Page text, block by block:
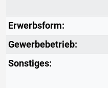
Erwerbsform:
Gewerbebetrieb:
Sonstiges: